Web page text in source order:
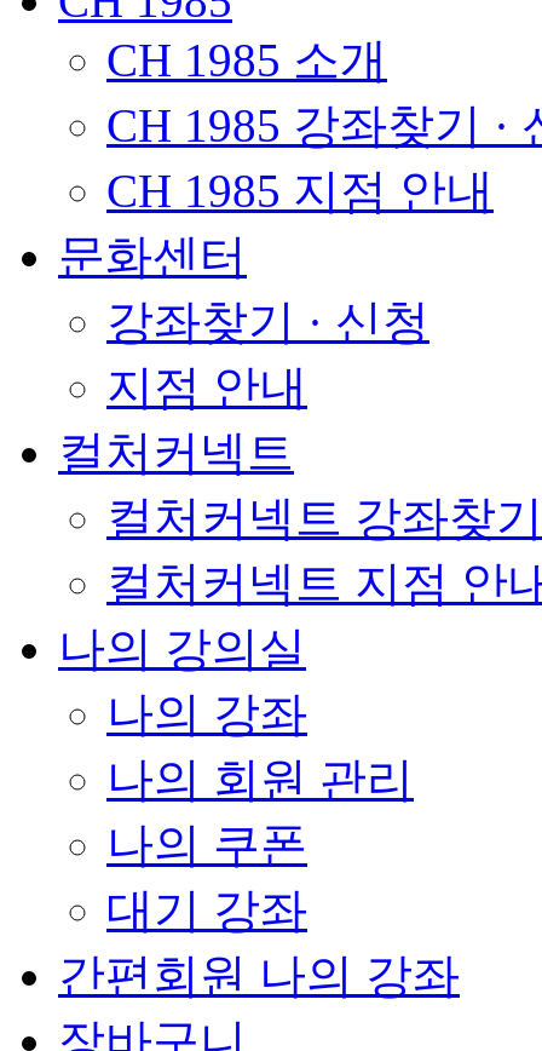
CH 1985 소개
CH 1985 강좌찾기 ·
CH 1985 지점 안내
문화센터
강좌찾기 · 신청
지점 안내
컬처커넥트
컬처커넥트 강좌찾
컬처커넥트 지점 안
나의 강의실
나의 강좌
나의 회원 관리
나의 쿠폰
대기 강좌
간편회원 나의 강좌
장바구니